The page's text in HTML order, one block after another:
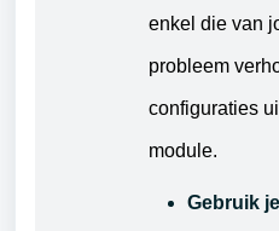
enkel die van
probleem
configuraties
module.
Gebruik